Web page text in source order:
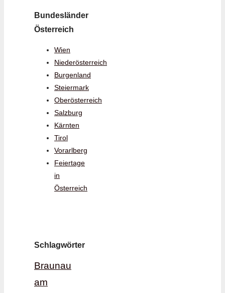
Bundesländer
Österreich
Wien
Niederösterreich
Burgenland
Steiermark
Oberösterreich
Salzburg
Kärnten
Tirol
Vorarlberg
Feiertage
in
Österreich
Schlagwörter
Braunau
am